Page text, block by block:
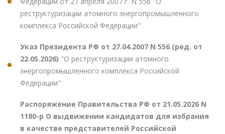
реструктуризации атомного энергопромышленного
комплекса Российской Федерации"
Указ Президента РФ от 27.04.2007 N 556 (ред. от
22.05.2026) "О реструктуризации атомного
энергопромышленного комплекса Российской
Федерации"
Распоряжение Правительства РФ от 21.05.2026 N
1180-р О выдвижении кандидатов для избрания
в качестве представителей Российской